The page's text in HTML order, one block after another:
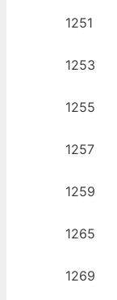
1251
1253
1255
1257
1259
1265
1269